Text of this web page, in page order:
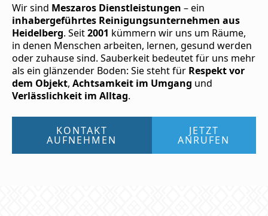
Wir sind Meszaros Dienstleistungen – ein
inhabergeführtes Reinigungsunternehmen aus
Heidelberg. Seit2001 kümmern wir uns um Räume,
in denen Menschen arbeiten, lernen, gesund werden
oder zuhause sind. Sauberkeit bedeutet für uns mehr
als ein glänzender Boden: Sie steht für Respekt vor
dem Objekt, Achtsamkeit im Umgang und
Verlässlichkeit im Alltag.
KONTAKT
AUFNEHMEN
JETZT
ANRUFEN